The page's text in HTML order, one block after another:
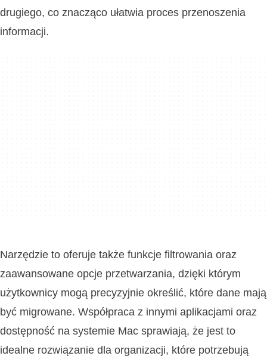
drugiego, co znacząco ułatwia proces przenoszenia
informacji.
Narzędzie to oferuje także funkcje filtrowania oraz
zaawansowane opcje przetwarzania, dzięki którym
użytkownicy mogą precyzyjnie określić, które dane mają
być migrowane. Współpraca z innymi aplikacjami oraz
dostępność na systemie Mac sprawiają, że jest to
idealne rozwiązanie dla organizacji, które potrzebują